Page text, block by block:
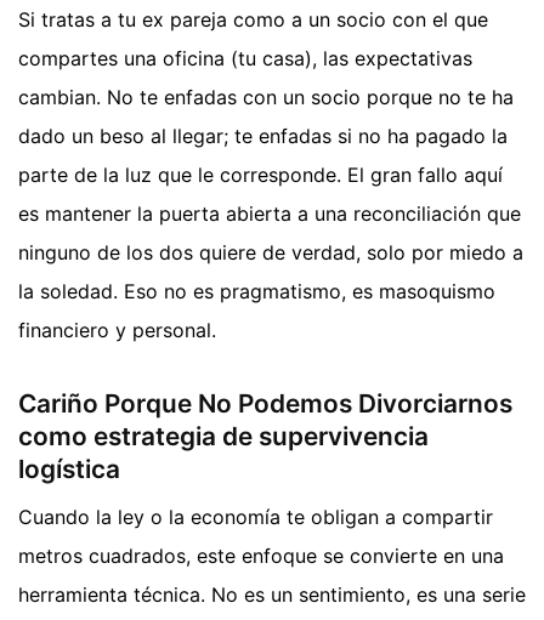
Si tratas a tu ex pareja como a un socio con el que
compartes una oficina (tu casa), las expectativas
cambian. No te enfadas con un socio porque no te ha
dado un beso al llegar; te enfadas si no ha pagado la
parte de la luz que le corresponde. El gran fallo aquí
es mantener la puerta abierta a una reconciliación que
ninguno de los dos quiere de verdad, solo por miedo a
la soledad. Eso no es pragmatismo, es masoquismo
financiero y personal.
Cariño Porque No Podemos Divorciarnos
como estrategia de supervivencia
logística
Cuando la ley o la economía te obligan a compartir
metros cuadrados, este enfoque se convierte en una
herramienta técnica. No es un sentimiento, es una serie